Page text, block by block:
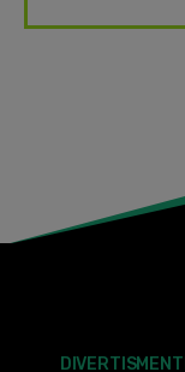
DIVERTISMENT